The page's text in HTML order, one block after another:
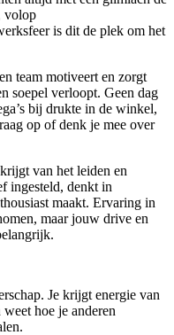
volop
is dit de plek om het
team motiveert en zorgt
soepel verloopt. Geen dag
bij drukte in de winkel,
op of denk je mee over
van het leiden en
ingesteld, denkt in
maakt. Ervaring in
maar jouw drive en
Je krijgt energie van
hoe je anderen